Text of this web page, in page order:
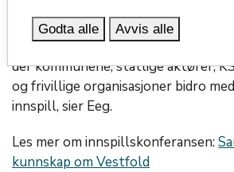
– En viktig milepæl var
der kommunene, statlige aktører,
og frivillige organisasjoner bidro
innspill, sier Eeg.
Les mer om innspillskonferansen:
kunnskap om Vestfold
Godta alle Avvis alle